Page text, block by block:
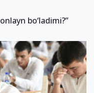
bo‘ladimi?”